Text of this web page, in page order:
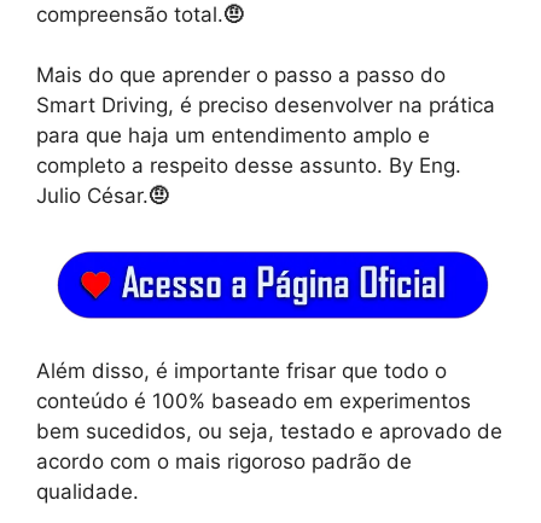
compreensão total.🤨
Mais do que aprender o passo a passo do
Smart Driving, é preciso desenvolver na prática
para que haja um entendimento amplo e
completo a respeito desse assunto. By Eng.
Julio César.🤨
Além disso, é importante frisar que todo o
conteúdo é 100% baseado em experimentos
bem sucedidos, ou seja, testado e aprovado de
acordo com o mais rigoroso padrão de
qualidade.